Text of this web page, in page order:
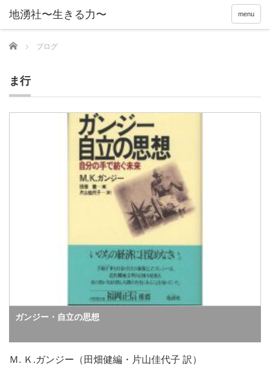
menu
Home ブログ
ま行
ガンジー・自立の思想
Ｍ. Ｋ.ガンジー（田畑健編・片山佳代子 訳）